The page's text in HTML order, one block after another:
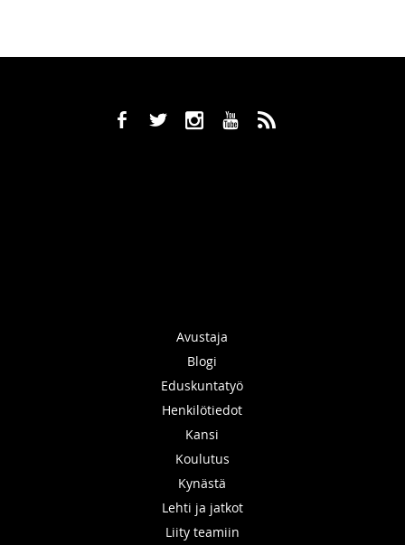
b a x r ,
Avustaja
Blogi
Eduskuntatyö
Henkilötiedot
Kansi
Koulutus
Kynästä
Lehti ja jatkot
Liity teamiin